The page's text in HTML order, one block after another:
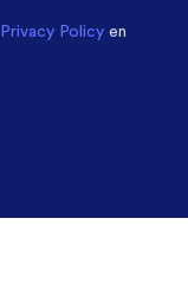
Privacy Policy en